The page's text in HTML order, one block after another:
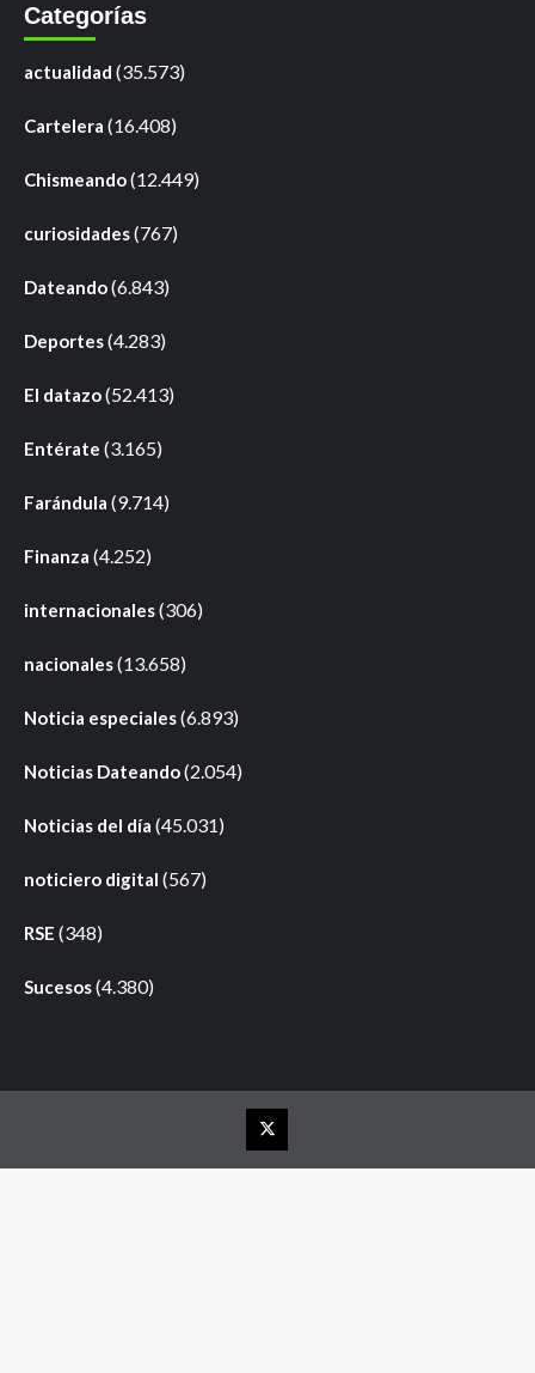
Categorías
actualidad (35.573)
Cartelera (16.408)
Chismeando(12.449)
curiosidades(767)
Dateando(6.843)
Deportes(4.283)
El datazo(52.413)
Entérate (3.165)
Farándula (9.714)
Finanza (4.252)
internacionales(306)
nacionales(13.658)
Noticia especiales(6.893)
Noticias Dateando(2.054)
Noticias del día (45.031)
noticiero digital (567)
RSE (348)
Sucesos(4.380)
Elemento